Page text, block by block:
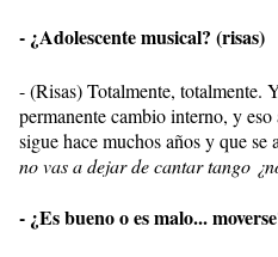
- ¿Adolescente musical? (risas)
- (Risas) Totalmente, totalmente.
permanente cambio interno, y
sigue hace muchos años y que se
no vas a dejar de cantar tango
- ¿Es bueno o es malo...